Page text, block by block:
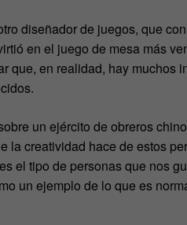
diseñador de juegos, que
en el juego de mesa más
que, en realidad, hay muchos
un ejército de obreros
la creatividad hace de estos
el tipo de personas que nos
un ejemplo de lo que es